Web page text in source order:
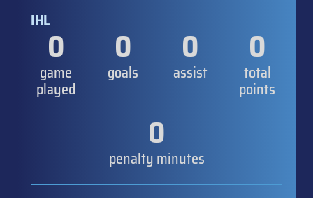
IHL
0
game
played
0
goals
0
assist
0
total
points
0
penalty minutes